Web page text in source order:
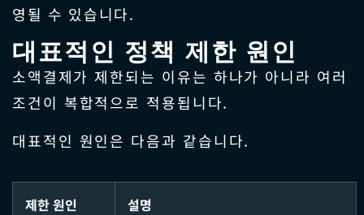
영될 수 있습니다.
대표적인 정책 제한 원인
소액결제가 제한되는 이유는 하나가 아니라 여러
조건이 복합적으로 적용됩니다.
대표적인 원인은 다음과 같습니다.
제한 원인 설명